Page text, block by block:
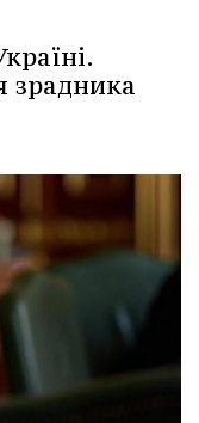
зрадника